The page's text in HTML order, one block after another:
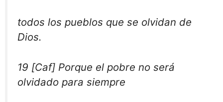
todos los pueblos que se olvidan de
Dios.
19 [Caf] Porque el pobre no será
olvidado para siempre